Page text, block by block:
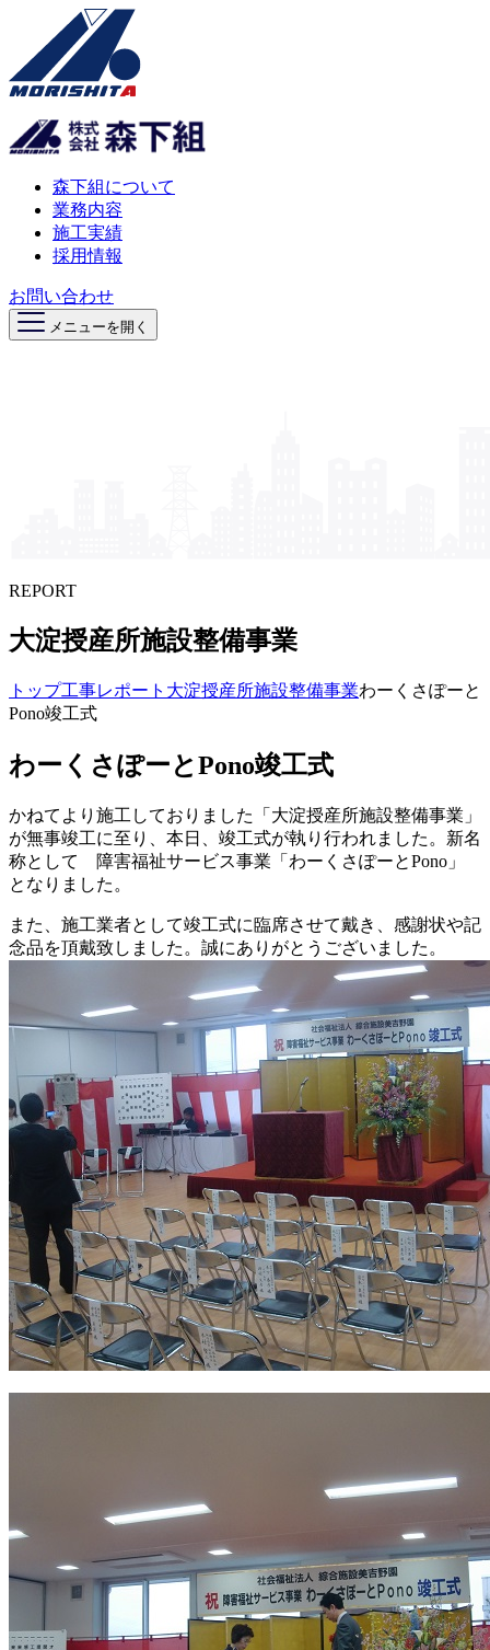
森下組について
業務内容
施工実績
採用情報
お問い合わせ
メニューを開く
REPORT
大淀授産所施設整備事業
トップ工事レポート 大淀授産所施設整備事業わーくさぽーと
Pono竣工式
わーくさぽーとPono竣工式
かねてより施工しておりました「大淀授産所施設整備事業」
が無事竣工に至り、本日、竣工式が執り行われました。新名
称として 障害福祉サービス事業「わーくさぽーとPono」
となりました。
また、施工業者として竣工式に臨席させて戴き、感謝状や記
念品を頂戴致しました。誠にありがとうございました。